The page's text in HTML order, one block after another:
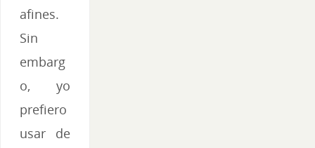
afines.
Sin
embarg
o, yo
prefiero
usar de